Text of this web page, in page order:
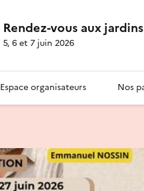
Rendez-vous aux jardins
5, 6 et 7 juin 2026
Espace organisateurs Nos